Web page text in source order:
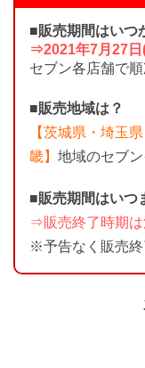
■販売期間はいつ
⇒2021年7月27日
セブン各店舗で順
■販売地域は？
【茨城県・埼玉
畿】 地域のセブ
■販売期間はいつ
⇒販売終了時期は
※予告なく販売終